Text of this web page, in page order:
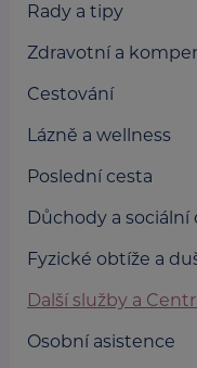
Rady a tipy
Zdravotní a
Cestování
Lázně a wellness
Poslední cesta
Důchody a
Fyzické obtíže a
Další služby a
Osobní asistence